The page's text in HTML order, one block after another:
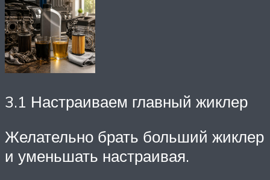
3.1 Настраиваем главный жиклер
Желательно брать больший жиклер
и уменьшать настраивая.